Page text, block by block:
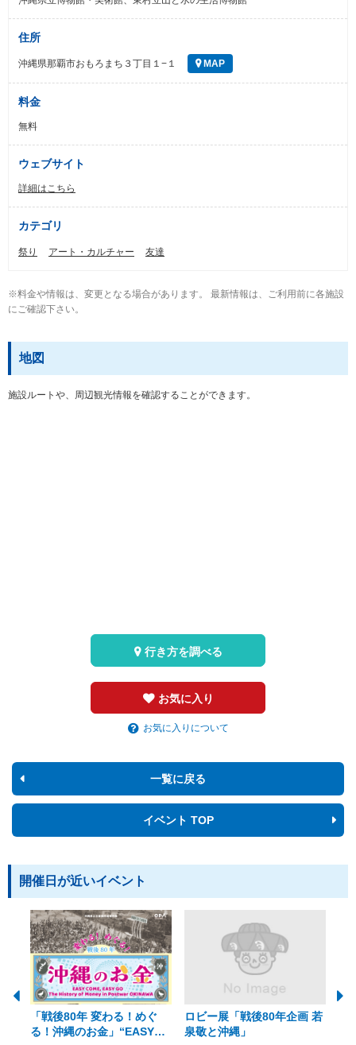
住所
沖縄県那覇市おもろまち３丁目１−１ MAP
料金
無料
ウェブサイト
詳細はこちら
カテゴリ
祭り アート・カルチャー 友達
※料金や情報は、変更となる場合があります。 最新情報は、ご利用前に各施設
にご確認下さい。
地図
施設ルートや、周辺観光情報を確認することができます。
お気に入り
お気に入りについて
行き方を調べる
一覧に戻る
イベント TOP
開催日が近いイベント
「戦後80年 変わる！めぐ
る！沖縄のお金」“EASY
ロビー展「戦後80年企画 若
泉敬と沖縄」